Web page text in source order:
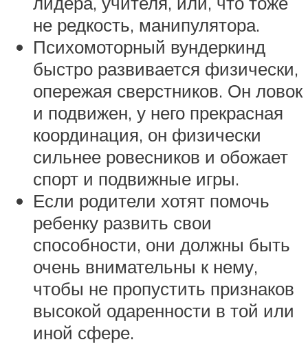
не редкость, манипулятора.
Психомоторный вундеркинд
быстро развивается физически,
опережая сверстников. Он ловок
и подвижен, у него прекрасная
координация, он физически
сильнее ровесников и обожает
спорт и подвижные игры.
Если родители хотят помочь
ребенку развить свои
способности, они должны быть
очень внимательны к нему,
чтобы не пропустить признаков
высокой одаренности в той или
иной сфере.